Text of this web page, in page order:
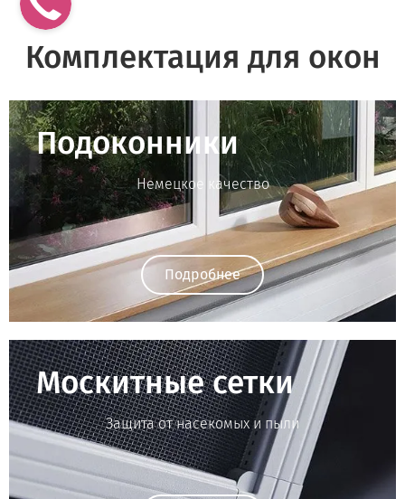
Комплектация для окон
Подоконники
Немецкое качество
Подробнее
Москитные сетки
Защита от насекомых и пыли